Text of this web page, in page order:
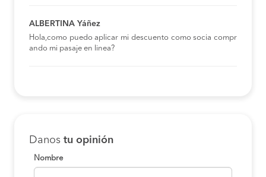
ALBERTINA Yáñez
Hola,como puedo aplicar mi descuento como socia compr
ando mi pasaje en linea?
Danos tu opinión
Nombre